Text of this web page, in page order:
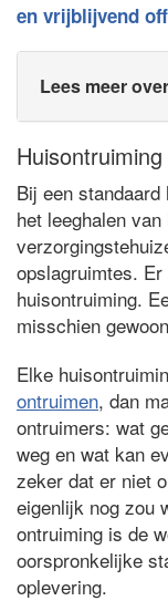
en vrijblijvend
Lees meer
Bij een
het leeghalen
opslagruimtes.
huisontruiming.
misschien
Elke
ontruimen, dan
ontruimers: wat
weg en wat kan
zeker dat er niet
eigenlijk nog zou
ontruiming is de
oorspronkelijke
oplevering.